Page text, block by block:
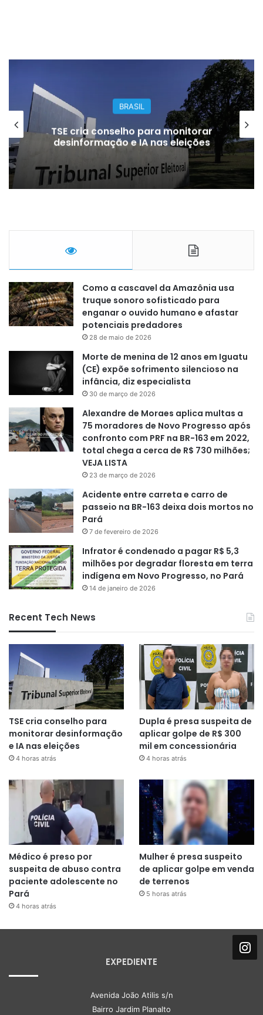
BRASIL
TSE cria conselho para monitorar
desinformação e IA nas eleições
Como a cascavel da Amazônia usa
truque sonoro sofisticado para
enganar o ouvido humano e afastar
potenciais predadores
28 de maio de 2026
Morte de menina de 12 anos em Iguatu
(CE) expõe sofrimento silencioso na
infância, diz especialista
30 de março de 2026
Alexandre de Moraes aplica multas a
75 moradores de Novo Progresso após
confronto com PRF na BR-163 em 2022,
total chega a cerca de R$ 730 milhões;
VEJA LISTA
23 de março de 2026
Acidente entre carreta e carro de
passeio na BR-163 deixa dois mortos no
Pará
7 de fevereiro de 2026
Infrator é condenado a pagar R$ 5,3
milhões por degradar floresta em terra
indígena em Novo Progresso, no Pará
14 de janeiro de 2026
Recent Tech News
TSE cria conselho para
monitorar desinformação
e IA nas eleições
4 horas atrás
Dupla é presa suspeita de
aplicar golpe de R$ 300
mil em concessionária
4 horas atrás
Médico é preso por
suspeita de abuso contra
paciente adolescente no
Pará
4 horas atrás
Mulher é presa suspeito
de aplicar golpe em venda
de terrenos
5 horas atrás
EXPEDIENTE
Avenida João Atilis s/n
Bairro Jardim Planalto